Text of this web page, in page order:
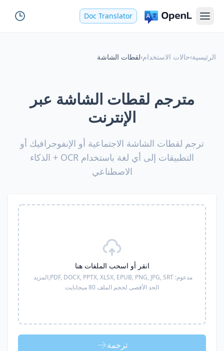
Doc Translator
الرئيسية›حالات الاستخدام›لقطات الشاشة
مترجم لقطات الشاشة عبر
الإنترنت
ترجم لقطات الشاشة الاجتماعية أو الإنفوجرافيك أو
التطبيقات إلى أي لغة باستخدام OCR + الذكاء
الاصطناعي
انقر أو اسحب الملفات هنا
مدعوم: PDF, DOCX, PPTX, XLSX, EPUB, PNG, JPG, SRT, المزيد
الحد الأقصى لحجم الملف 80 ميجابايت
ترجمة